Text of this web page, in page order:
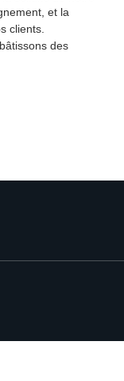
et la
clients.
des